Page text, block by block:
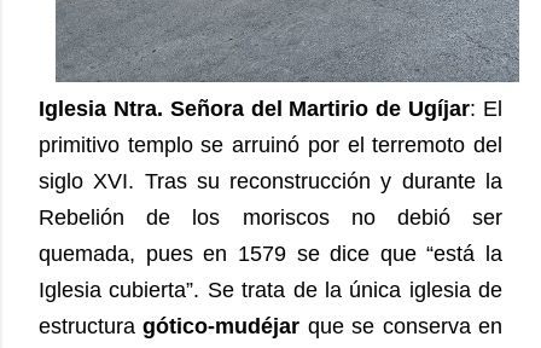
Iglesia Ntra. Señora del Martirio de Ugíjar: El
primitivo templo se arruinó por el terremoto del
siglo XVI. Tras su reconstrucción y durante la
Rebelión de los moriscos no debió ser
quemada, pues en 1579 se dice que “está la
Iglesia cubierta”. Se trata de la única iglesia de
estructuragótico-mudéjar que se conserva en